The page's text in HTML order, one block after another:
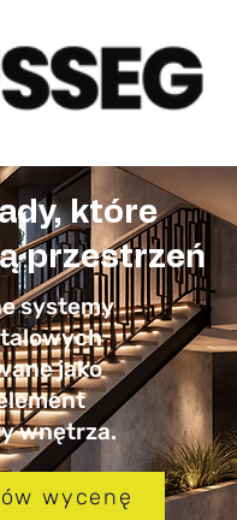
które
przestrzeń
systemy
jako
wnętrza.
wycenę